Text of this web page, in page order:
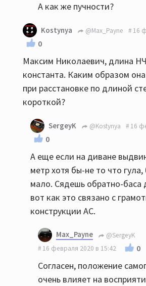
А как же пучности?
Kostynya @Max_Payne 16
0
Максим Николаевич, длина
константа. Каким образом
при расстановке по длиной
короткой?
SergeyK @Kostynya 16
0
А еще если на диване
метр хотя бы-не то что гула,
мало. Сядешь обратно-баса
вот как это связано с
конструкции АС.
Max_Payne
@SergeyK
16 февраля 2020 в 15:42
0
Согласен, положение
очень влияет на